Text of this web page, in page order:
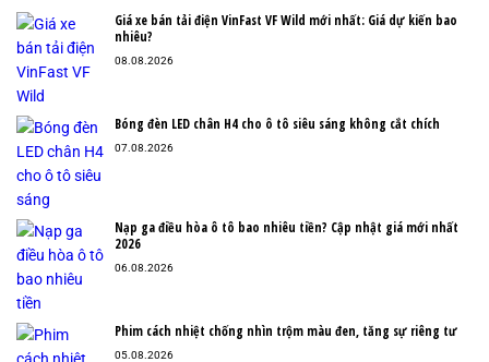
Giá xe bán tải điện VinFast VF Wild mới nhất: Giá dự kiến bao
nhiêu?
08.08.2026
Bóng đèn LED chân H4 cho ô tô siêu sáng không cắt chích
07.08.2026
Nạp ga điều hòa ô tô bao nhiêu tiền? Cập nhật giá mới nhất
2026
06.08.2026
Phim cách nhiệt chống nhìn trộm màu đen, tăng sự riêng tư
05.08.2026